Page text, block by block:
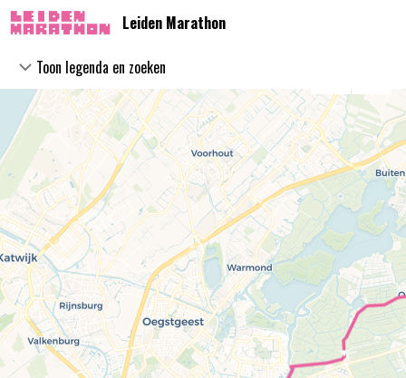
Direct
naar
Direct
naar Leiden Marathon
Toon legenda en zoeken